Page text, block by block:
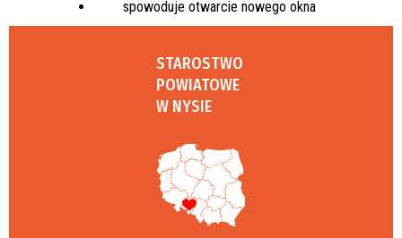
STAROSTWO
POWIATOWE
W NYSIE